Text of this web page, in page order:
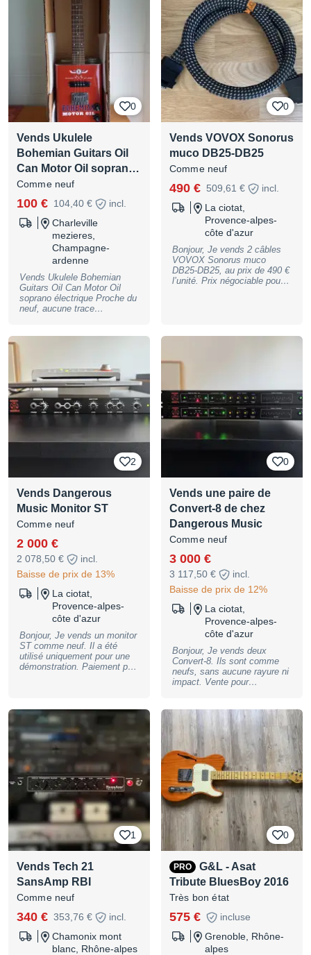
Nantes et Angers
0
Vends Ukulele
Bohemian Guitars Oil
Can Motor Oil sopran…
Comme neuf
100 € 104,40 €
incl.
Charleville
mezieres,
Champagne-
ardenne
Vends Ukulele Bohemian
Guitars Oil Can Motor Oil
soprano électrique Proche du
neuf, aucune trace
brillant Caisse : métal, bidon
d'huile manche : érable vernis
brillant Diapason : 13" (330
mm) Touche : érable Frettes :
18 Sillet : 35 mm (1,375")
Contrôles : volume, tonalité
Frais d’envoi en colissimo
suivi (22 euros) à la charge
0
Vends VOVOX Sonorus
muco DB25-DB25
Comme neuf
490 € 509,61 €
incl.
La ciotat,
Provence-alpes-
côte d'azur
Bonjour, Je vends 2 câbles
VOVOX Sonorus muco
DB25-DB25, au prix de 490 €
l’unité. Prix négociable pour
2
Vends Dangerous
Music Monitor ST
Comme neuf
2 000 €
2 078,50 €
incl.
Baisse de prix de 13%
La ciotat,
Provence-alpes-
côte d'azur
Bonjour, Je vends un monitor
ST comme neuf. Il a été
utilisé uniquement pour une
démonstration. Paiement par
0
Vends une paire de
Convert-8 de chez
Dangerous Music
Comme neuf
3 000 €
3 117,50 €
incl.
Baisse de prix de 12%
La ciotat,
Provence-alpes-
côte d'azur
Bonjour, Je vends deux
Convert-8. Ils sont comme
neufs, sans aucune rayure ni
impact. Vente pour
Possibilité de négocier un
tarif pour la paire dans la
limite du raisonnable. Les
numéros de série se suivent,
ils ont été achetés ensemble.
Paiement de préférence par
virement bancaire.
Cordialement, Anthony
1
Vends Tech 21
SansAmp RBI
Comme neuf
340 € 353,76 €
incl.
Chamonix mont
blanc, Rhône-alpes
0
PRO
G&L - Asat
Tribute BluesBoy 2016
Très bon état
575 €
incluse
Grenoble, Rhône-
alpes